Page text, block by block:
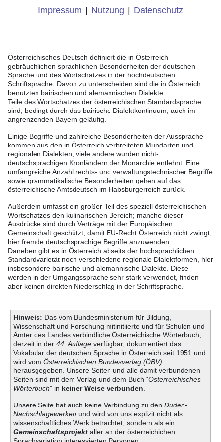
Impressum Nutzung Datenschutz
Österreichisches Deutsch definiert die in Österreich
gebräuchlichen sprachlichen Besonderheiten der deutschen
Sprache und des Wortschatzes in der hochdeutschen
Schriftsprache. Davon zu unterscheiden sind die in Österreich
benutzten bairischen und alemannischen Dialekte.
Teile des Wortschatzes der österreichischen Standardsprache
sind, bedingt durch das bairische Dialektkontinuum, auch im
angrenzenden Bayern geläufig.
Einige Begriffe und zahlreiche Besonderheiten der Aussprache
kommen aus den in Österreich verbreiteten Mundarten und
regionalen Dialekten, viele andere wurden nicht-
deutschsprachigen Kronländern der Monarchie entlehnt. Eine
umfangreiche Anzahl rechts- und verwaltungstechnischer Begriffe
sowie grammatikalische Besonderheiten gehen auf das
österreichische Amtsdeutsch im Habsburgerreich zurück.
Außerdem umfasst ein großer Teil des speziell österreichischen
Wortschatzes den kulinarischen Bereich; manche dieser
Ausdrücke sind durch Verträge mit der Europäischen
Gemeinschaft geschützt, damit EU-Recht Österreich nicht zwingt,
hier fremde deutschsprachige Begriffe anzuwenden.
Daneben gibt es in Österreich abseits der hochsprachlichen
Standardvarietät noch verschiedene regionale Dialektformen, hier
insbesondere bairische und alemannische Dialekte. Diese
werden in der Umgangssprache sehr stark verwendet, finden
aber keinen direkten Niederschlag in der Schriftsprache.
Hinweis: Das vom Bundesministerium für Bildung,
Wissenschaft und Forschung mitinitiierte und für Schulen und
Ämter des Landes verbindliche Österreichische Wörterbuch,
derzeit in der 44. Auflageverfügbar, dokumentiert das
Vokabular der deutschen Sprache in Österreich seit 1951 und
wird vom Österreichischen Bundesverlag (ÖBV)
herausgegeben. Unsere Seiten und alle damit verbundenen
Seiten sind mit dem Verlag und dem Buch "Österreichisches
Wörterbuch" in keiner Weise verbunden
Unsere Seite hat auch keine Verbindung zu den Duden-
Nachschlagewerken und wird von uns explizit nicht als
wissenschaftliches Werk betrachtet, sondern als ein
Gemeinschaftsprojektaller an der österreichichen
Sprachvariation interessierten Personen.